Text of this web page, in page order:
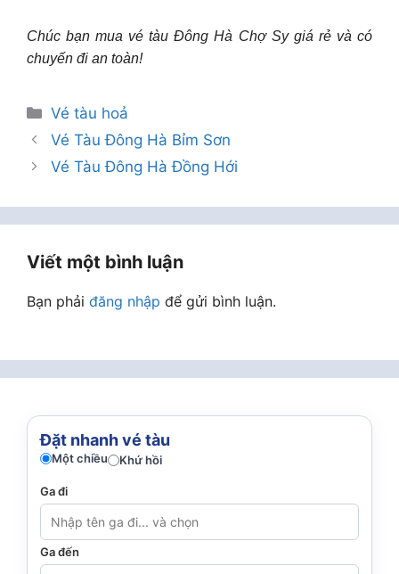
Chúc bạn mua vé tàu Đông Hà Chợ Sy giá rẻ và có
chuyến đi an toàn!
Danh
mục
Vé tàu hoả
Vé Tàu Đông Hà Bỉm Sơn
Vé Tàu Đông Hà Đồng Hới
Viết một bình luận
Bạn phải đăng nhập để gửi bình luận.
Đặt nhanh vé tàu
Một chiều Khứ hồi
Ga đi
Ga đến